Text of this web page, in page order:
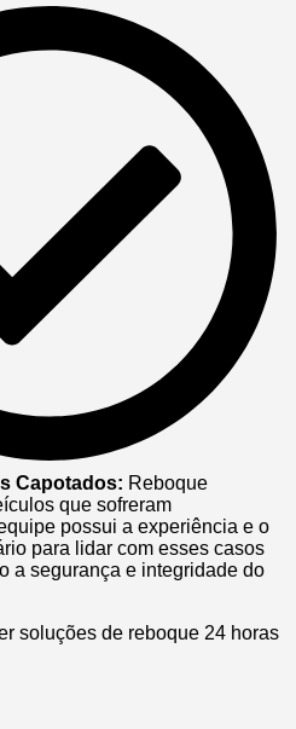
Capotados: Reboque
que sofreram
possui a experiência e o
para lidar com esses casos
a segurança e integridade do
soluções de reboque 24 horas